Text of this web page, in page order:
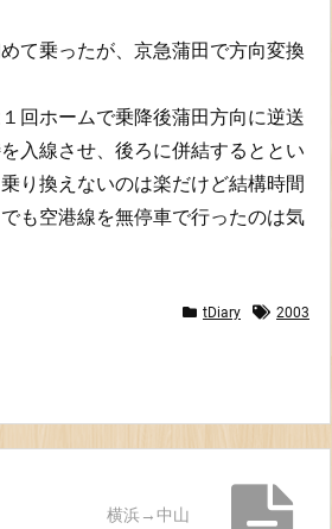
て乗ったが、京急蒲田で方向変換
回ホームで乗降後蒲田方向に逆送
入線させ、後ろに併結するととい
り換えないのは楽だけど結構時間
も空港線を無停車で行ったのは気
tDiary 2003
横浜→中山